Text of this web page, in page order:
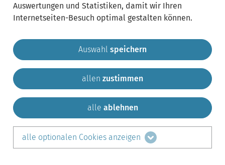
Gemeinde Krailling Impressum
Sitemap
Kontakt
teilen auf:
LinkedIn
Auswertungen und Statistiken, damit wir Ihren
Internetseiten-Besuch optimal gestalten können.
Auswahl speichern
allen zustimmen
alle ablehnen
alle optionalen Cookies anzeigen